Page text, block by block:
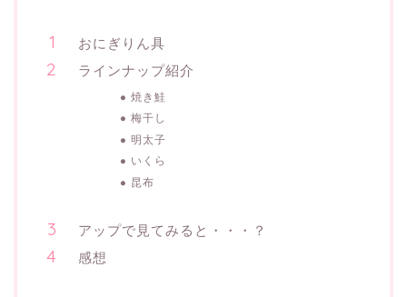
おにぎりん具
ラインナップ紹介
焼き鮭
梅干し
明太子
いくら
昆布
アップで見てみると・・・？
感想